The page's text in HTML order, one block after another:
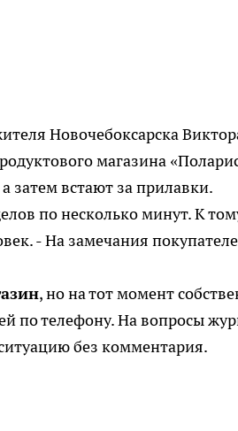
Новочебоксарска
магазина
затем встают за прилавки.
по несколько минут. К
- На замечания
, но на тот момент
по телефону. На вопросы
без комментария.